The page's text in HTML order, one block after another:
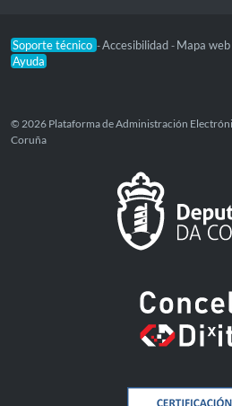
Soporte técnico -Accesibilidad - Mapa web
Ayuda
© 2026 Plataforma de Administración
Coruña